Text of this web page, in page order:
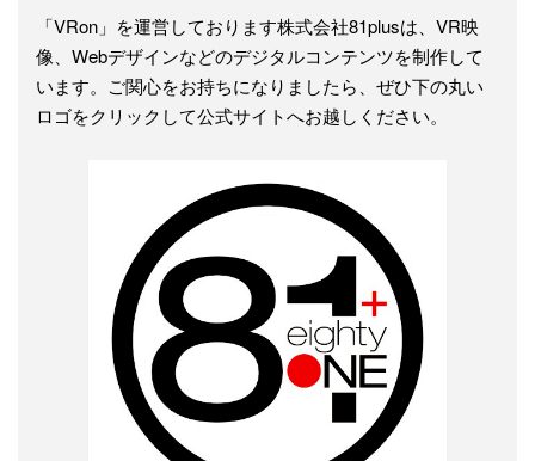
「VRon」を運営しております株式会社81plusは、VR映
像、Webデザインなどのデジタルコンテンツを制作して
います。ご関心をお持ちになりましたら、ぜひ下の丸い
ロゴをクリックして公式サイトへお越しください。